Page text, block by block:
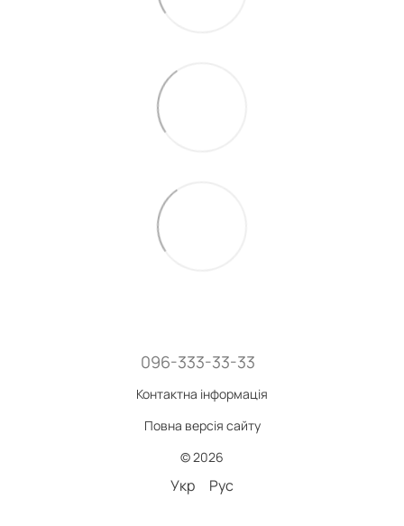
096-333-33-33
Контактна інформація
Повна версія сайту
© 2026
Укр Рус